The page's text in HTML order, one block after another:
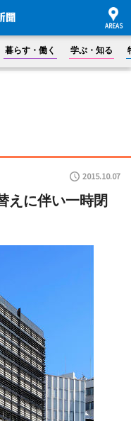
暮らす・働く 学ぶ・知る
2015.10.07
えに伴い一時閉